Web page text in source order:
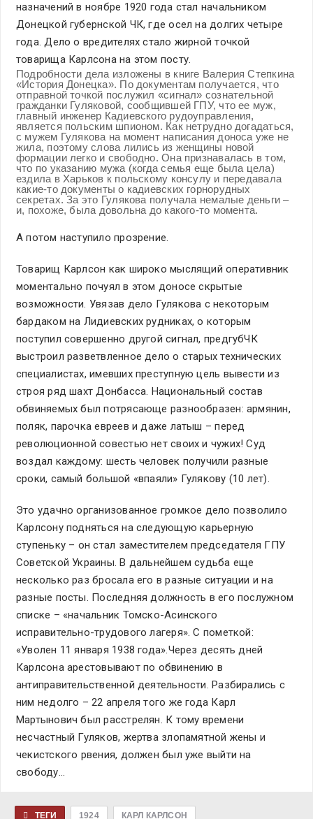
назначений в ноябре 1920 года стал начальником
Донецкой губернской ЧК, где осел на долгих четыре
года. Дело о вредителях стало жирной точкой
товарища Карлсона на этом посту.
Подробности дела изложены в книге Валерия Степкина
«История Донецка». По документам получается, что
отправной точкой послужил «сигнал» сознательной
гражданки Гуляковой, сообщившей ГПУ, что ее муж,
главный инженер Кадиевского рудоуправления,
является польским шпионом. Как нетрудно догадаться,
с мужем Гулякова на момент написания доноса уже не
жила, поэтому слова лились из женщины новой
формации легко и свободно. Она признавалась в том,
что по указанию мужа (когда семья еще была цела)
ездила в Харьков к польскому консулу и передавала
какие-то документы о кадиевских горнорудных
секретах. За это Гулякова получала немалые деньги –
и, похоже, была довольна до какого-то момента.
А потом наступило прозрение.
Товарищ Карлсон как широко мыслящий оперативник
моментально почуял в этом доносе скрытые
возможности. Увязав дело Гулякова с некоторым
бардаком на Лидиевских рудниках, о которым
поступил совершенно другой сигнал, предгубЧК
выстроил разветвленное дело о старых технических
специалистах, имевших преступную цель вывести из
строя ряд шахт Донбасса. Национальный состав
обвиняемых был потрясающе разнообразен: армянин,
поляк, парочка евреев и даже латыш – перед
революционной совестью нет своих и чужих! Суд
воздал каждому: шесть человек получили разные
сроки, самый большой «впаяли» Гулякову (10 лет).
Это удачно организованное громкое дело позволило
Карлсону подняться на следующую карьерную
ступеньку – он стал заместителем председателя ГПУ
Советской Украины. В дальнейшем судьба еще
несколько раз бросала его в разные ситуации и на
разные посты. Последняя должность в его послужном
списке – «начальник Томско-Асинского
исправительно-трудового лагеря». С пометкой:
«Уволен 11 января 1938 года».Через десять дней
Карлсона арестовывают по обвинению в
антиправительственной деятельности. Разбирались с
ним недолго – 22 апреля того же года Карл
Мартынович был расстрелян. К тому времени
несчастный Гуляков, жертва злопамятной жены и
чекистского рвения, должен был уже выйти на
свободу…
ТЕГИ 1924 КАРЛ КАРЛСОН